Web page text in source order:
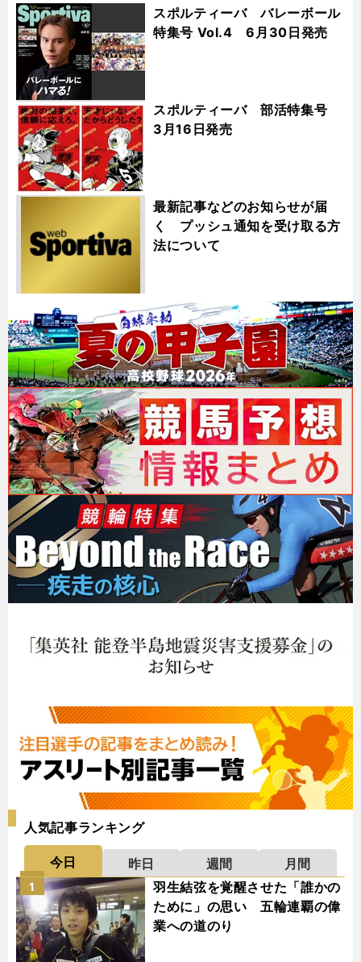
スポルティーバ バレーボール
特集号 Vol.4 6月30日発売
スポルティーバ 部活特集号
3月16日発売
最新記事などのお知らせが届
く プッシュ通知を受け取る方
法について
人気記事ランキング
今日 昨日 週間
月間
羽生結弦を覚醒させた「誰かの
ために」の思い 五輪連覇の偉
業への道のり
1